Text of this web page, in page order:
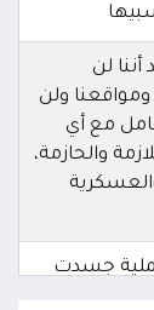
لن
ومواقعنا ولن
مع أي
والحازمة،
جسدت
المسلحة